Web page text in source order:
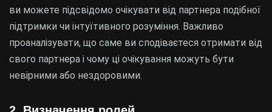
ви можете підсвідомо очікувати від партнера подібної
підтримки чи інтуїтивного розуміння. Важливо
проаналізувати, що саме ви сподіваєтеся отримати від
свого партнера і чому ці очікування можуть бути
невірними або нездоровими.